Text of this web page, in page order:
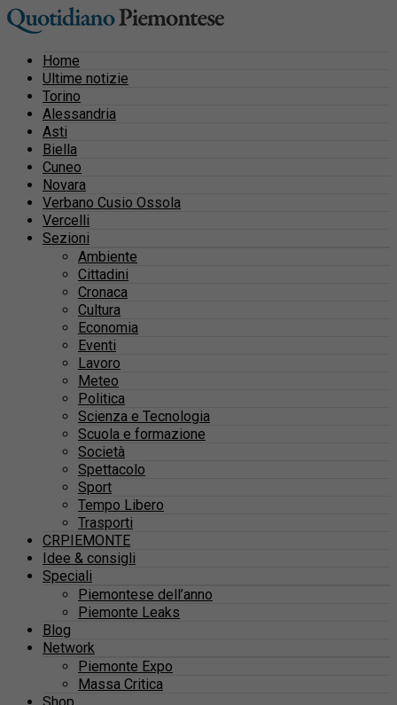
Home
Ultime notizie
Torino
Alessandria
Asti
Biella
Cuneo
Novara
Verbano Cusio Ossola
Vercelli
Sezioni
Ambiente
Cittadini
Cronaca
Cultura
Economia
Eventi
Lavoro
Meteo
Politica
Scienza e Tecnologia
Scuola e formazione
Società
Spettacolo
Sport
Tempo Libero
Trasporti
CRPIEMONTE
Idee & consigli
Speciali
Piemontese dell’anno
Piemonte Leaks
Blog
Network
Piemonte Expo
Massa Critica